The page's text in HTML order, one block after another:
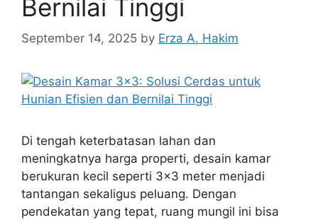
Bernilai Tinggi
September 14, 2025 by Erza A. Hakim
Di tengah keterbatasan lahan dan
meningkatnya harga properti, desain kamar
berukuran kecil seperti 3×3 meter menjadi
tantangan sekaligus peluang. Dengan
pendekatan yang tepat, ruang mungil ini bisa